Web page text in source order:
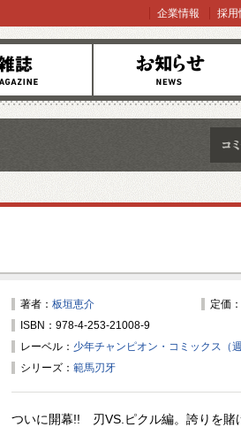
お知らせ
企業情報 採用
著者： 板垣恵介
定価
ISBN：978-4-253-21008-9
レーベル： 少年チャンピオン・コミックス（
シリーズ： 範馬刃牙
ついに開幕!! 刃VS.ピクル編。誇りを賭